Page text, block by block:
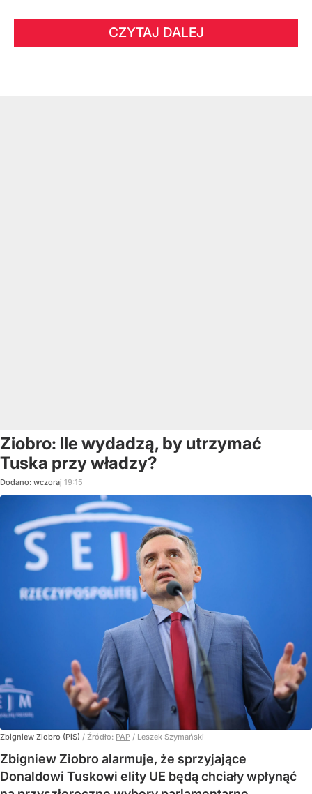
CZYTAJ DALEJ
Ziobro: Ile wydadzą, by utrzymać
Tuska przy władzy?
Dodano: wczoraj 19:15
Zbigniew Ziobro (PiS) / Źródło: PAP / Leszek Szymański
Zbigniew Ziobro alarmuje, że sprzyjające
Donaldowi Tuskowi elity UE będą chciały wpłynąć